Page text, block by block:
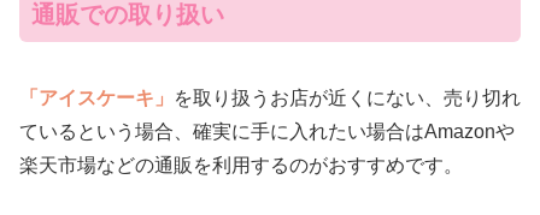
通販での取り扱い
「アイスケーキ」
を取り扱うお店が近くにない、売り切れ
ているという場合、確実に手に入れたい場合はAmazonや
楽天市場などの通販を利用するのがおすすめです。